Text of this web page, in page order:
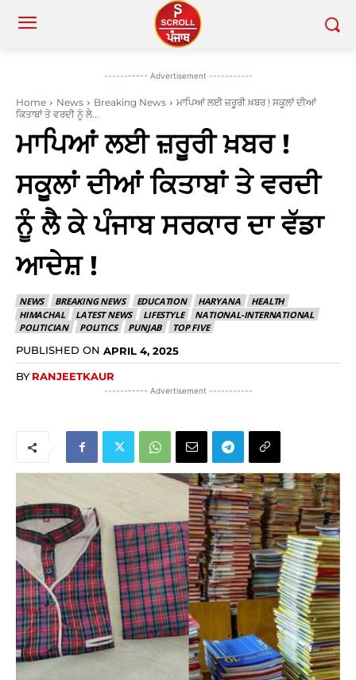
----------- Advertisement -----------
Home News Breaking News
ਮਾਪਿਆਂ ਲਈ ਜ਼ਰੂਰੀ ਖ਼ਬਰ ! ਸਕੂਲਾਂ ਦੀਆਂ
ਕਿਤਾਬਾਂ ਤੇ ਵਰਦੀ ਨੂੰ ਲੈ...
ਮਾਪਿਆਂ ਲਈ ਜ਼ਰੂਰੀ ਖ਼ਬਰ !
ਸਕੂਲਾਂ ਦੀਆਂ ਕਿਤਾਬਾਂ ਤੇ ਵਰਦੀ
ਨੂੰ ਲੈ ਕੇ ਪੰਜਾਬ ਸਰਕਾਰ ਦਾ ਵੱਡਾ
ਆਦੇਸ਼ !
NEWS BREAKING NEWS EDUCATION HARYANA
HEALTH
HIMACHAL
LATEST NEWS LIFESTYLE
NATIONAL-INTERNATIONAL
POLITICIAN
POLITICS PUNJAB TOP FIVE
PUBLISHED ON APRIL 4, 2025
BY RANJEETKAUR
----------- Advertisement -----------